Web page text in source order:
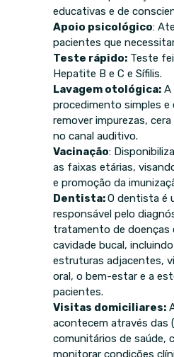
educativas e de
Apoio psicológico:
pacientes que
Teste rápido: Teste
Hepatite B e C e Sífilis.
Lavagem otológica: A
procedimento simples e
remover impurezas,
no canal auditivo.
Vacinação:
as faixas etárias,
e promoção da
Dentista:O dentista é
responsável pelo
tratamento de doenças
cavidade bucal,
estruturas adjacentes,
oral, o bem-estar e a
pacientes.
Visitas domiciliares:
acontecem através das
comunitários de saúde,
monitorar condições